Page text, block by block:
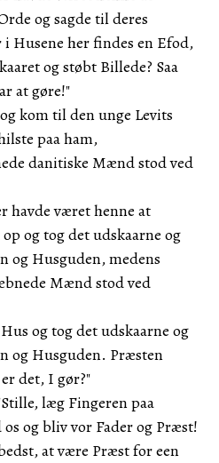
og sagde til deres
Husene her findes en Efod,
og støbt Billede? Saa
at gøre!"
kom til den unge Levits
paa ham,
danitiske Mænd stod ved
havde været henne at
og tog det udskaarne og
og Husguden, medens
Mænd stod ved
og tog det udskaarne og
og Husguden. Præsten
det, I gør?"
læg Fingeren paa
og bliv vor Fader og Præst!
at være Præst for een